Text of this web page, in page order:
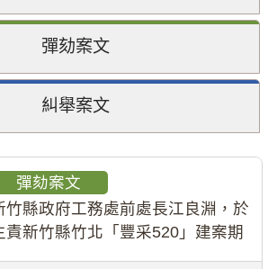
彈劾案文
糾舉案文
彈劾案文
竹縣政府工務處前處長江良淵，於
責新竹縣竹北「豐采520」建案期